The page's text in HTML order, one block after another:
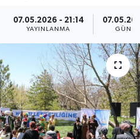
07.05.2026 - 21:14
YAYINLANMA